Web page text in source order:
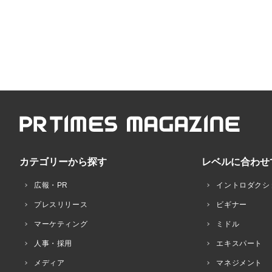
カテゴリーから探す
広報・PR
プレスリリース
マーケティング
人事・採用
メディア
レベルに合わ
イントロダクシ
ビギナー
ミドル
エキスパート
マネジメント